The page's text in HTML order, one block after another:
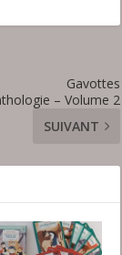
Gavottes
– Volume 2
SUIVANT